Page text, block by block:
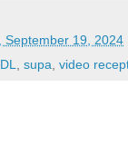
September 19, 2024
, supa, video